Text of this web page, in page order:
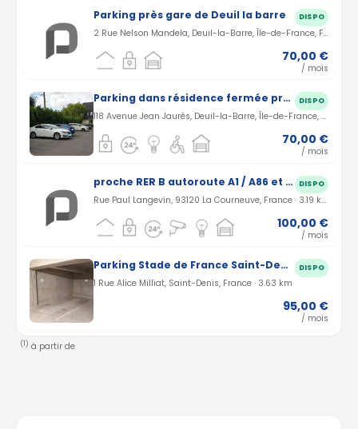
Parking près gare de Deuil la barre DISPO
2 Rue Nelson Mandela, Deuil-la-Barre, Île-de-France, France · 3.03 km
70,00 €
/ mois
Parking dans résidence fermée proche de la gare d'Epinay-Villetaneuse DISPO
118 Avenue Jean Jaurès, Deuil-la-Barre, Île-de-France, France · 3.17 km
70,00 €
/ mois
proche RER B autoroute A1 / A86 et station tramway cosmonaute DISPO
Rue Paul Langevin, 93120 La Courneuve, France · 3.19 km
100,00 €
/ mois
Parking Stade de France Saint-Denis rue Alice Milliat (93) DISPO
1 Rue Alice Milliat, Saint-Denis, France · 3.63 km
95,00 €
/ mois
(1) à partir de